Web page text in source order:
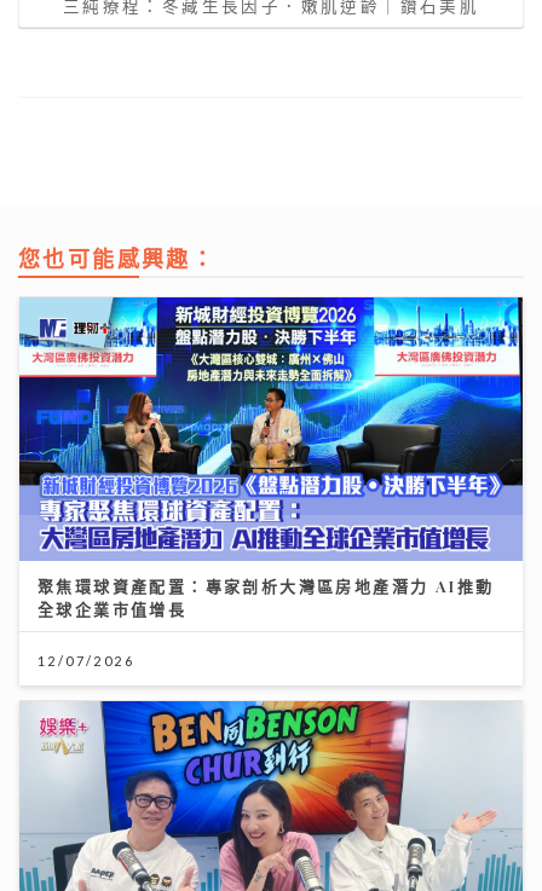
三純療程：冬藏生長因子．嫩肌逆齡｜鑽石美肌
您也可能感興趣：
聚焦環球資產配置：專家剖析大灣區房地產潛力 AI推動
全球企業市值增長
12/07/2026